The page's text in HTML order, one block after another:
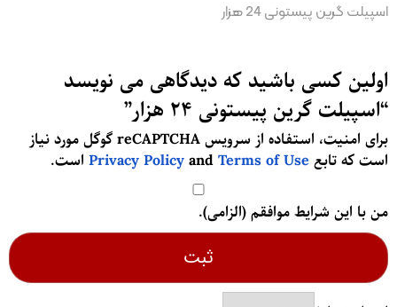
اسپیلت گرین پیستونی 24 هزار
اولین کسی باشید که دیدگاهی می نویسد
“اسپیلت گرین پیستونی 24 هزار”
برای امنیت، استفاده از سرویس reCAPTCHA گوگل مورد نیاز
است که تابع
Privacy PolicyandTerms of Use است.
من با این شرایط موافقم (الزامی).